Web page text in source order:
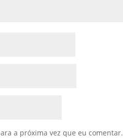
a próxima vez que eu comentar.